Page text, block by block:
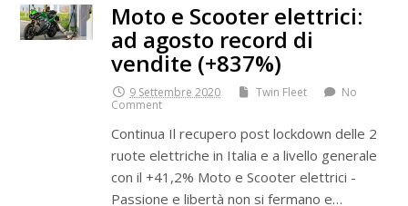
Moto e Scooter elettrici:
ad agosto record di
vendite (+837%)
9 Settembre 2020 Twin Fleet
No
Comment
Continua Il recupero post lockdown delle 2
ruote elettriche in Italia e a livello generale
con il +41,2% Moto e Scooter elettrici -
Passione e libertà non si fermano e…